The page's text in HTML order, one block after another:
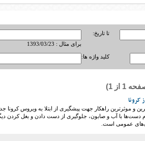
تا تاریخ:
برای مثال : 1393/03/23
کلید واژه ها:
کرونا
و موثرترین راهکار جهت پیشگیری از ابتلا به ویروس کرونا
با آب و صابون، جلوگیری از دست دادن و بغل کردن
عمومی است.